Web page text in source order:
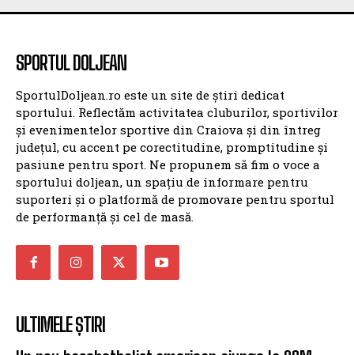
SportulDoljean.ro este un site de știri dedicat
și evenimentelor sportive din Craiova și din întreg
județul, cu accent pe corectitudine, promptitudine și
pasiune pentru sport. Ne propunem să fim o voce a
sportului doljean, un spațiu de informare pentru
suporteri și o platformă de promovare pentru sportul
de performanță și cel de masă.
Un nou baschetbalist american ajunge la SCM
Universitatea Craiova. Nu e străin de LNBM